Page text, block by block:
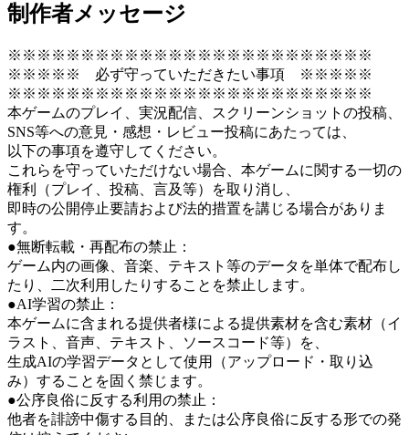
制作者メッセージ
※※※※※※※※※※※※※※※※※※※※※※※※※
※※※※※ 必ず守っていただきたい事項 ※※※※※
※※※※※※※※※※※※※※※※※※※※※※※※※
本ゲームのプレイ、実況配信、スクリーンショットの投稿、
SNS等への意見・感想・レビュー投稿にあたっては、
以下の事項を遵守してください。
これらを守っていただけない場合、本ゲームに関する一切の
権利（プレイ、投稿、言及等）を取り消し、
即時の公開停止要請および法的措置を講じる場合がありま
す。
●無断転載・再配布の禁止：
ゲーム内の画像、音楽、テキスト等のデータを単体で配布し
たり、二次利用したりすることを禁止します。
●AI学習の禁止：
本ゲームに含まれる提供者様による提供素材を含む素材（イ
ラスト、音声、テキスト、ソースコード等）を、
生成AIの学習データとして使用（アップロード・取り込
み）することを固く禁じます。
●公序良俗に反する利用の禁止：
他者を誹謗中傷する目的、または公序良俗に反する形での発